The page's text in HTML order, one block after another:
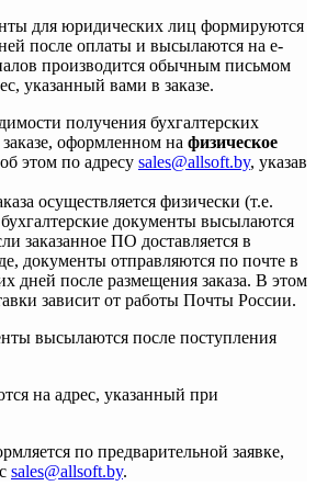
для юридических лиц формируются
после оплаты и высылаются на e-
производится обычным письмом
указанный вами в заказе.
получения бухгалтерских
оформленном на физическое
этом по адресу sales@allsoft.by, указав
осуществляется физически (т.е.
документы высылаются
заказанное ПО доставляется в
документы отправляются по почте в
дней после размещения заказа. В этом
зависит от работы Почты России.
высылаются после поступления
на адрес, указанный при
по предварительной заявке,
sales@allsoft.by.